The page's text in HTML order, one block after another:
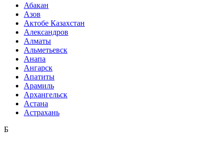
Абакан
Азов
Актобе Казахстан
Александров
Алматы
Альметьевск
Анапа
Ангарск
Апатиты
Арамиль
Архангельск
Астана
Астрахань
Б